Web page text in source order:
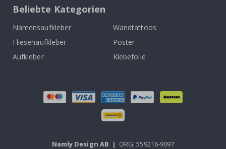
Beliebte Kategorien
Namensaufkleber
Wandtattoos
Fliesenaufkleber
Poster
Aufkleber
Klebefolie
Namly Design AB | ORG: 559216-9097